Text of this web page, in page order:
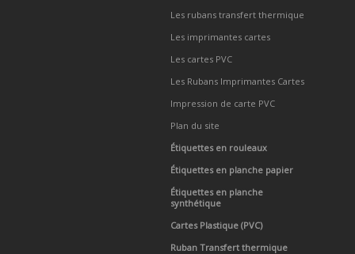
Les rubans transfert thermique
Les imprimantes cartes
Les cartes PVC
Les Rubans Imprimantes Cartes
Impression de carte PVC
Plan du site
Étiquettes en rouleaux
Étiquettes en planche papier
Étiquettes en planche
synthétique
Cartes Plastique (PVC)
Ruban Transfert thermique